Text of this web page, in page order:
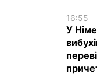
16:55
У